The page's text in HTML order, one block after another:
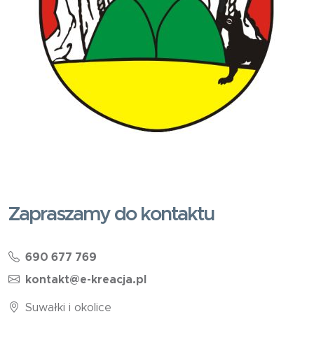
Zapraszamy do kontaktu
690 677 769
kontakt@e-kreacja.pl
Suwałki i okolice